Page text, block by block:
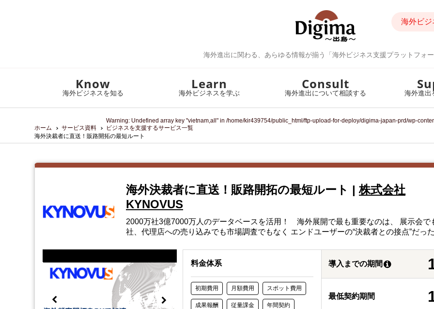
海外進出に関わる、あらゆる情報が揃う「海外ビジネス支援プラットフォ
海外ビジ
Know
海外ビジネスを知る
Learn
海外ビジネスを学ぶ
Consult
海外進出について相談する 海外進出
ホーム サービス資料
Warning: Undefined array key "vietnam,all" in /home/kir439754/public_html/ftp-upload-for-deploy/digima-japan-prd/wp-
ビジネスを支援するサービス一覧
海外決裁者に直送！販路開拓の最短ルート
海外決裁者に直送！販路開拓の最短ルート |株式会社
KYNOVUS
2000万社3億7000万人のデータベースを活用！ 海外展開で最も重要なのは、 展示会で
社、代理店への売り込みでも市場調査でもなく エンドユーザーの“決裁者との接点”だっ
料金体系
初期費用 月額費用 スポット費用
成果報酬 従量課金 年間契約
導入までの期間
最低契約期間